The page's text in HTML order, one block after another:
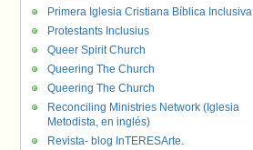
Primera Iglesia Cristiana Bíblica Inclusiva
Protestants Inclusius
Queer Spirit Church
Queering The Church
Queering The Church
Reconciling Ministries Network (Iglesia
Metodista, en inglés)
Revista- blog InTERESArte.